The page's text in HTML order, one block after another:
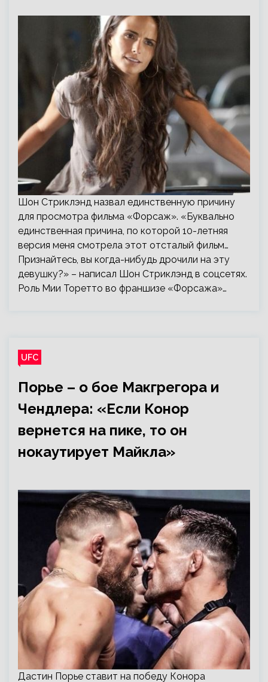
Шон Стриклэнд назвал единственную причину
для просмотра фильма «Форсаж». «Буквально
единственная причина, по которой 10-летняя
версия меня смотрела этот отсталый фильм…
Признайтесь, вы когда-нибудь дрочили на эту
девушку?» – написал Шон Стриклэнд в соцсетях.
Роль Мии Торетто во франшизе «Форсажа»…
UFC
Порье – о бое Макгрегора и
Чендлера: «Если Конор
вернется на пике, то он
нокаутирует Майкла»
Дастин Порье ставит на победу Конора